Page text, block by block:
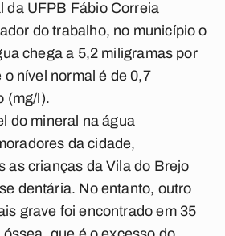
da UFPB Fábio Correia
do trabalho, no município o
chega a 5,2 miligramas por
o nível normal é de 0,7
(mg/l).
do mineral na água
da cidade,
as crianças da Vila do Brejo
dentária. No entanto, outro
grave foi encontrado em 35